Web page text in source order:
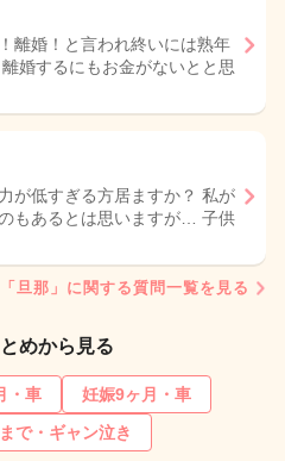
離婚！と言われ終いには熟年
婚するにもお金がないとと思
が低すぎる方居ますか？ 私が
もあるとは思いますが… 子供
「旦那」に関する質問一覧を見る
めから見る
・車
妊娠9ヶ月・車
で・ギャン泣き